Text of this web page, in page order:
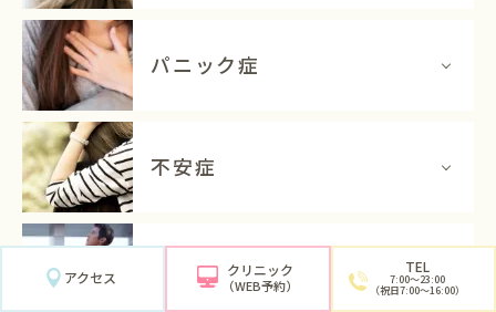
パニック症
不安症
発達障害
アクセス クリニック
（WEB予約）
TEL
7:00〜23:00
（祝日7:00〜16:00）